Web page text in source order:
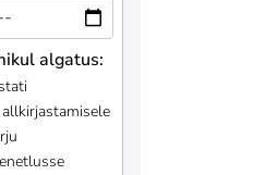
algatus: